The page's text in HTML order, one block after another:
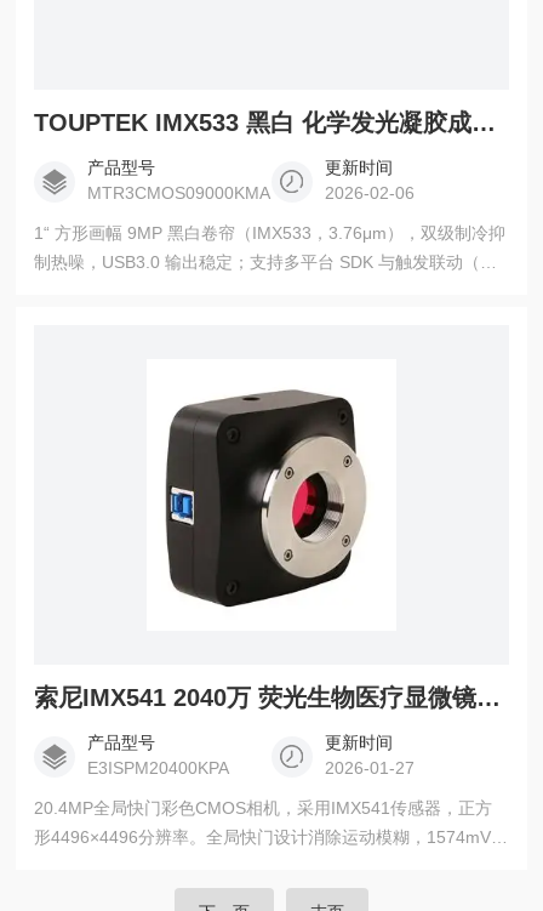
TOUPTEK IMX533 黑白 化学发光凝胶成像相机
产品型号
MTR3CMOS09000KMA
更新时间
2026-02-06
1“ 方形画幅 9MP 黑白卷帘（IMX533，3.76μm），双级制冷抑
制热噪，USB3.0 输出稳定；支持多平台 SDK 与触发联动（依
索尼IMX541 2040万 荧光生物医疗显微镜相机
产品型号
E3ISPM20400KPA
更新时间
2026-01-27
20.4MP全局快门彩色CMOS相机，采用IMX541传感器，正方
形4496×4496分辨率。全局快门设计消除运动模糊，1574mV超
出，12位硬件ISP实时处理。特别适合运动样本观察、高速触发